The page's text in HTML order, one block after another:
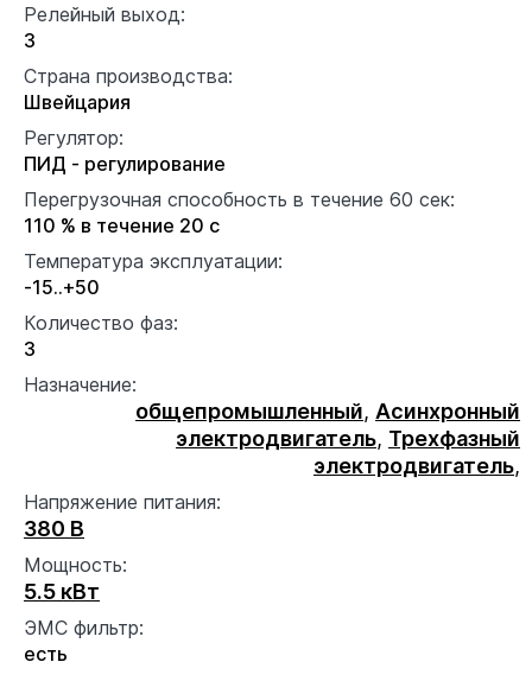
Релейный выход:
3
Страна производства:
Швейцария
Регулятор:
ПИД - регулирование
Перегрузочная способность в течение 60 сек:
110 % в течение 20 с
Температура эксплуатации:
-15..+50
Количество фаз:
3
Назначение:
общепромышленный, Асинхронный
электродвигатель, Трехфазный
электродвигатель,
Напряжение питания:
380 В
Мощность:
5.5 кВт
ЭМС фильтр:
есть